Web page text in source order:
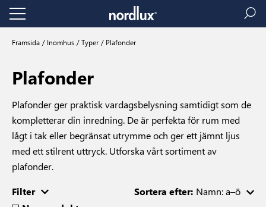
Framsida Inomhus Typer Plafonder
Plafonder
Plafonder ger praktisk vardagsbelysning samtidigt som de
kompletterar din inredning. De är perfekta för rum med
lågt i tak eller begränsat utrymme och ger ett jämnt ljus
med ett stilrent uttryck. Utforska vårt sortiment av
plafonder.
Sortera efter: Namn: a–ö
Filter